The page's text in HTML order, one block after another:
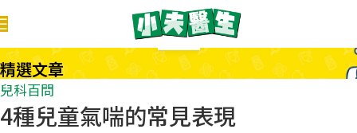
精選文章
兒科百問
4種兒童氣喘的常見表現
28
7 月